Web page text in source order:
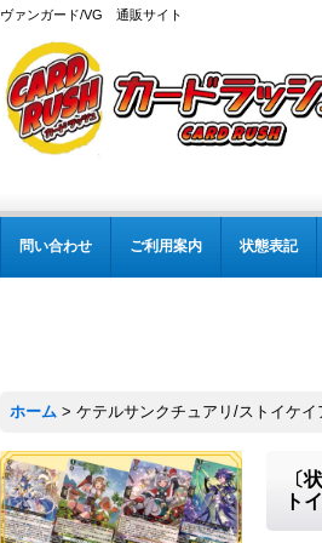
ヴァンガード/VG 通販サイト
問い合わせ ご利用案内 状態表記
ホーム > ケテルサンクチュアリ/ストイケイ
〔
ト